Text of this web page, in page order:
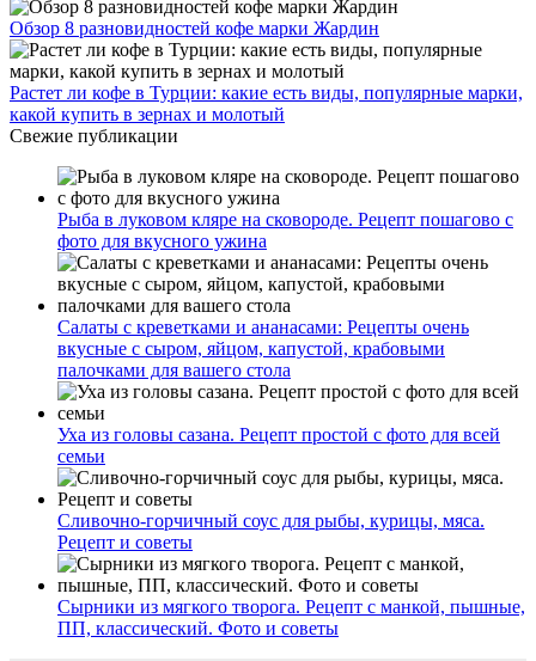
Обзор 8 разновидностей кофе марки Жардин
Растет ли кофе в Турции: какие есть виды, популярные марки,
какой купить в зернах и молотый
Свежие публикации
Рыба в луковом кляре на сковороде. Рецепт пошагово с
фото для вкусного ужина
Салаты с креветками и ананасами: Рецепты очень
вкусные с сыром, яйцом, капустой, крабовыми
палочками для вашего стола
Уха из головы сазана. Рецепт простой с фото для всей
семьи
Сливочно-горчичный соус для рыбы, курицы, мяса.
Рецепт и советы
Сырники из мягкого творога. Рецепт с манкой, пышные,
ПП, классический. Фото и советы